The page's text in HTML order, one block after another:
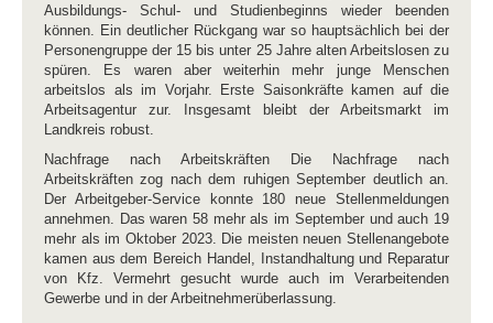
Ausbildungs- Schul- und Studienbeginns wieder beenden
können. Ein deutlicher Rückgang war so hauptsächlich bei der
Personengruppe der 15 bis unter 25 Jahre alten Arbeitslosen zu
spüren. Es waren aber weiterhin mehr junge Menschen
arbeitslos als im Vorjahr. Erste Saisonkräfte kamen auf die
Arbeitsagentur zur. Insgesamt bleibt der Arbeitsmarkt im
Landkreis robust.
Nachfrage nach Arbeitskräften Die Nachfrage nach
Arbeitskräften zog nach dem ruhigen September deutlich an.
Der Arbeitgeber-Service konnte 180 neue Stellenmeldungen
annehmen. Das waren 58 mehr als im September und auch 19
mehr als im Oktober 2023. Die meisten neuen Stellenangebote
kamen aus dem Bereich Handel, Instandhaltung und Reparatur
von Kfz. Vermehrt gesucht wurde auch im Verarbeitenden
Gewerbe und in der Arbeitnehmerüberlassung.